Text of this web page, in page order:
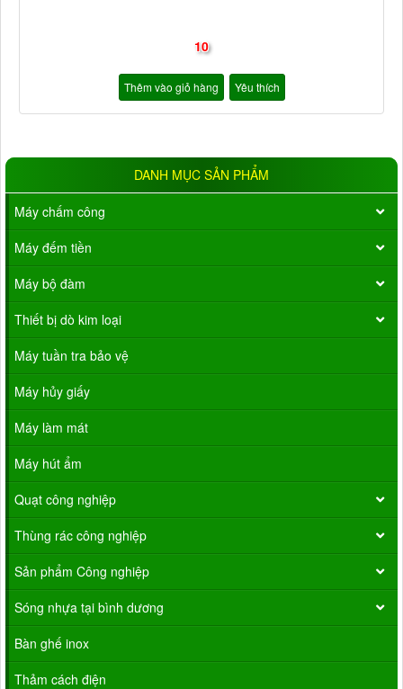
10
Thêm vào giỏ hàng Yêu thích
DANH MỤC SẢN PHẨM
Máy chấm công
Máy đếm tiền
Máy bộ đàm
Thiết bị dò kim loại
Máy tuần tra bảo vệ
Máy hủy giấy
Máy làm mát
Máy hút ẩm
Quạt công nghiệp
Thùng rác công nghiệp
Sản phẩm Công nghiệp
Sóng nhựa tại bình dương
Bàn ghế inox
Thảm cách điện